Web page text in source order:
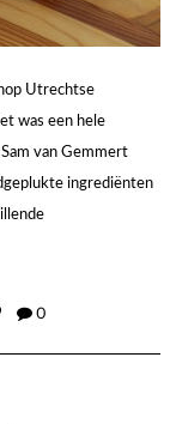
Utrechtse
was een hele
van Gemmert
ingrediënten
0